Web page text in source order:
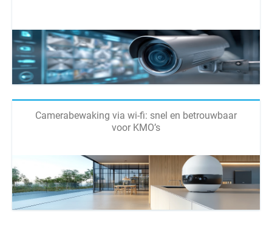
Camerabewaking via wi-fi: snel en betrouwbaar
voor KMO’s